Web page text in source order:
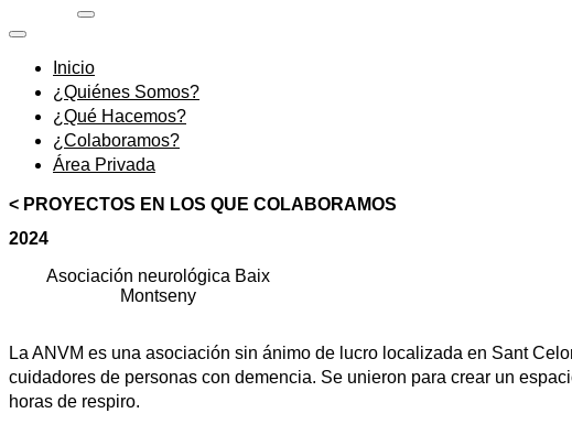
Inicio
¿Quiénes Somos?
¿Qué Hacemos?
¿Colaboramos?
Área Privada
< PROYECTOS EN LOS QUE COLABORAMOS
2024
Asociación neurológica Baix
Montseny
La ANVM es una asociación sin ánimo de lucro localizada en Sant
cuidadores de personas con demencia. Se unieron para crear un
horas de respiro.